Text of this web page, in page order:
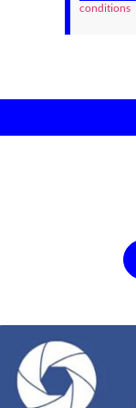
conditions